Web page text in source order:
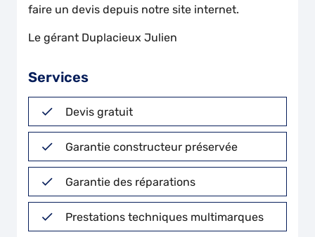
faire un devis depuis notre site internet.
Le gérant Duplacieux Julien
Services
Devis gratuit
Garantie constructeur préservée
Garantie des réparations
Prestations techniques multimarques